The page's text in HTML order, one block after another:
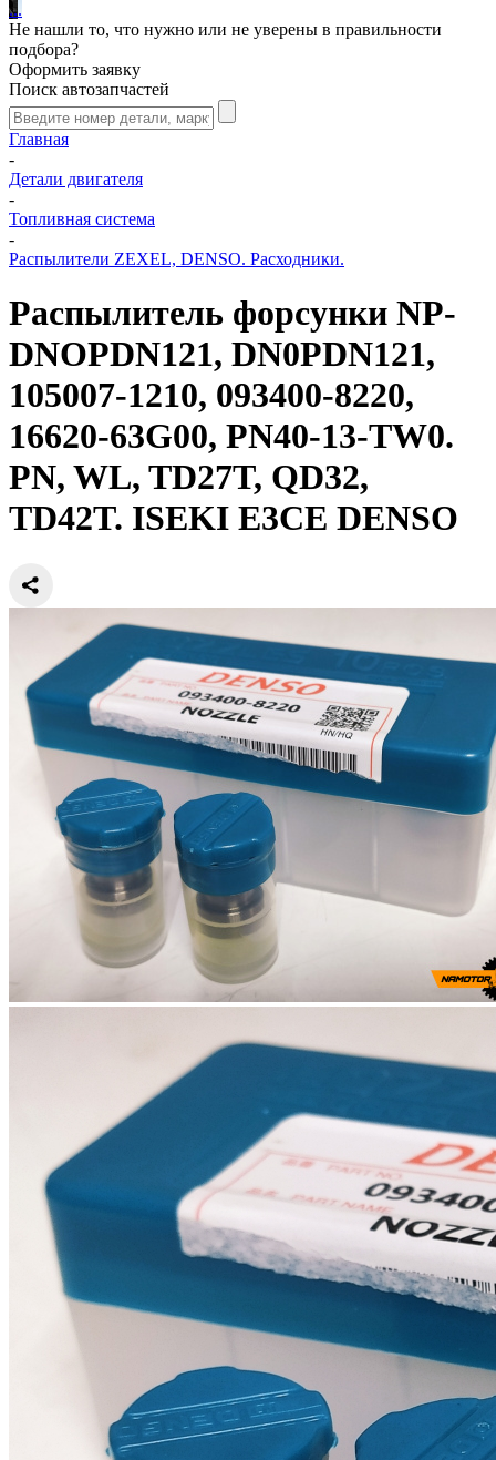
...
Не нашли то, что нужно или не уверены в правильности
подбора?
Оформить заявку
Поиск автозапчастей
Главная
-
Детали двигателя
-
Топливная система
-
Распылители ZEXEL, DENSO. Расходники.
Распылитель форсунки NP-
DNOPDN121, DN0PDN121,
105007-1210, 093400-8220,
16620-63G00, PN40-13-TW0.
PN, WL, TD27T, QD32,
TD42T. ISEKI E3CE DENSO